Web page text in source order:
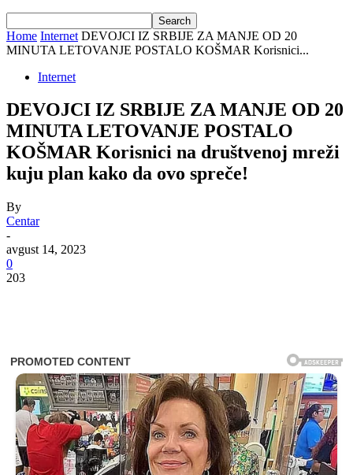
Home Internet DEVOJCI IZ SRBIJE ZA MANJE OD 20
MINUTA LETOVANJE POSTALO KOŠMAR Korisnici...
Internet
DEVOJCI IZ SRBIJE ZA MANJE OD 20
MINUTA LETOVANJE POSTALO
KOŠMAR Korisnici na društvenoj mreži
kuju plan kako da ovo spreče!
By
Centar
-
avgust 14, 2023
0
203